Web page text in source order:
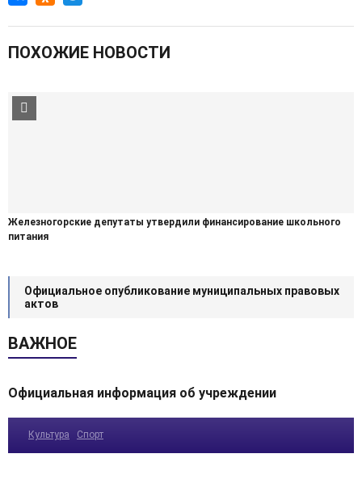
ПОХОЖИЕ НОВОСТИ
Железногорские депутаты утвердили финансирование школьного
питания
Официальное опубликование муниципальных правовых
актов
ВАЖНОЕ
Официальная информация об учреждении
Культура Спорт